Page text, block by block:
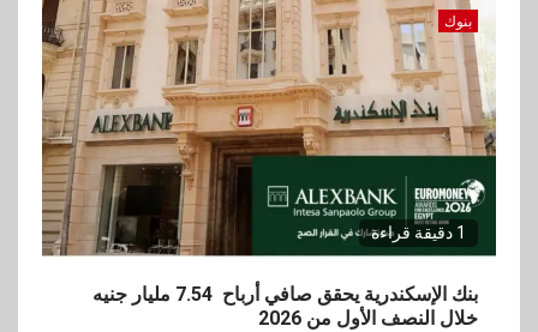
مليون جنيه نهاية يونيو 2026
3
عقارات
مدينة مصر تسجل مبيعات بقيمة
28.4 مليار جنيه خلال النصف
4
سوق وصلة
vivo تعيد تعريف مفهوم الفئة
بنوك
1 دقيقة قراءة
بنك الإسكندرية يحقق صافي أرباح 7.54 مليار جنيه
خلال النصف الأول من 2026